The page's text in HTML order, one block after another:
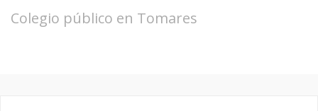
Colegio público en Tomares